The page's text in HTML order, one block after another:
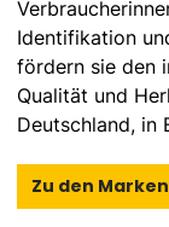
Identifikation
fördern sie den
Qualität und
Deutschland, in
Zu den